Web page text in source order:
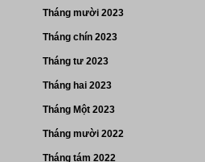
Tháng mười 2023
Tháng chín 2023
Tháng tư 2023
Tháng hai 2023
Tháng Một 2023
Tháng mười 2022
Tháng tám 2022